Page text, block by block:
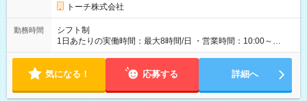
トーチ株式会社
勤務時間
シフト制
1日あたりの実働時間：最大8時間/日 ・営業時間：10:00～
19:00（平日のみ） ※9:00～の勤務も応相談 ・勤務日数：週3
気になる！ 応募する 詳細へ